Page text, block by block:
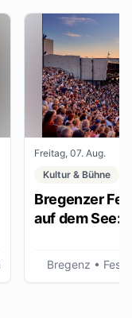
Freitag, 07. Aug.
Kultur & Bühne
Bregenzer
auf dem See:
Bregenz •